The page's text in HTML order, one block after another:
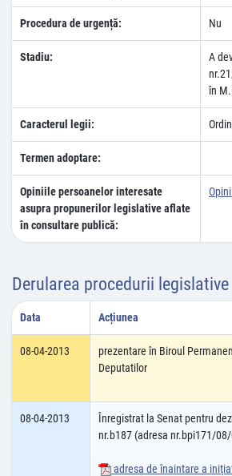
Procedura de urgență: Nu
Stadiu:
A
în
Caracterul legii:
Termen adoptare:
Opiniile persoanelor interesate
asupra propunerilor legislative aflate
în consultare publică:
Derularea procedurii legislative
Data Acțiunea
08-04-2013
prezentare în Biroul
Deputatilor
08-04-2013
Înregistrat la Senat pentru
nr.b187 (adresa nr.bpi171/
adresa de înaintare a